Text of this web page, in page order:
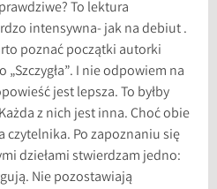
To lektura
intensywna- jak na debiut .
poznać początki autorki
I nie odpowiem na
jest lepsza. To byłby
z nich jest inna. Choć obie
czytelnika. Po zapoznaniu się
dziełami stwierdzam jedno:
Nie pozostawiają